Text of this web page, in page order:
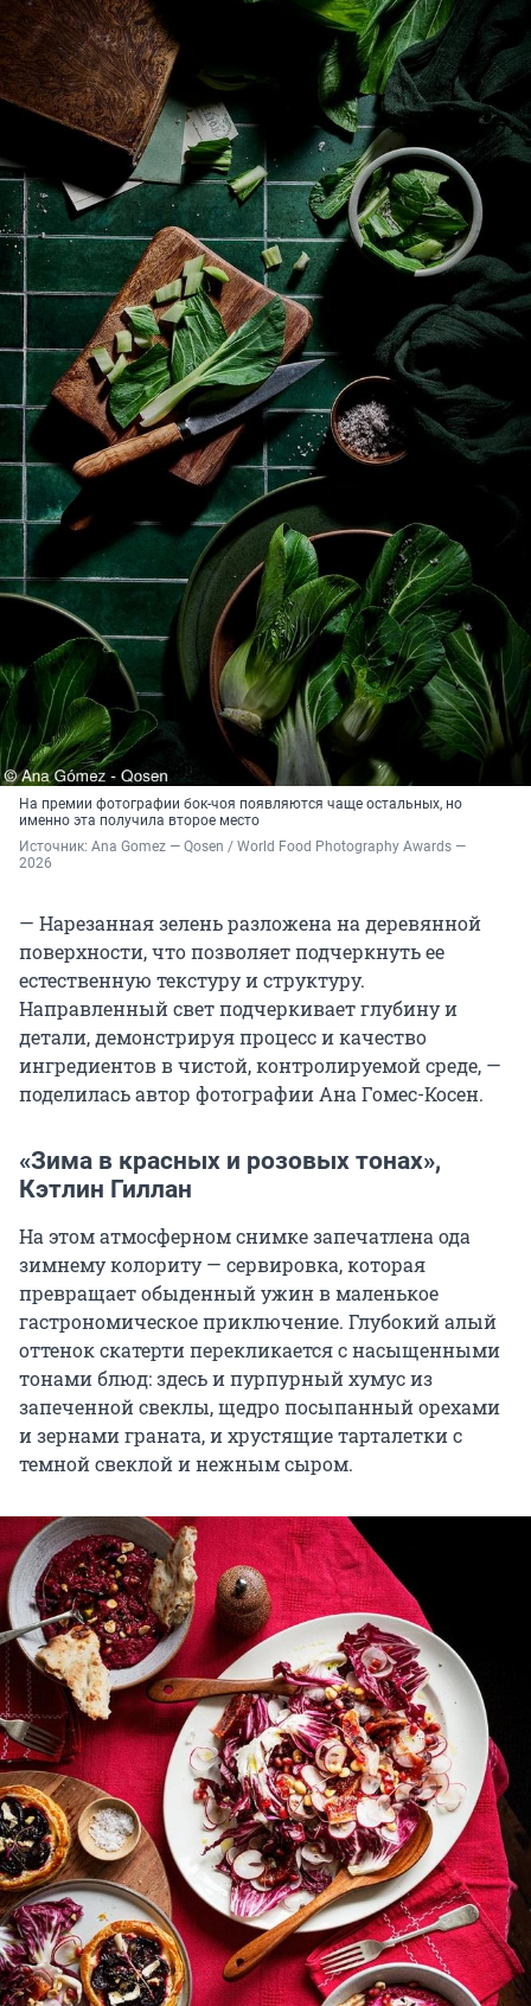
На премии фотографии бок-чоя появляются чаще остальных, но
именно эта получила второе место
Источник: Ana Gomez — Qosen / World Food Photography Awards —
2026
— Нарезанная зелень разложена на деревянной
поверхности, что позволяет подчеркнуть ее
естественную текстуру и структуру.
Направленный свет подчеркивает глубину и
детали, демонстрируя процесс и качество
ингредиентов в чистой, контролируемой среде, —
поделилась автор фотографии Ана Гомес-Косен.
«Зима в красных и розовых тонах»,
Кэтлин Гиллан
На этом атмосферном снимке запечатлена ода
зимнему колориту — сервировка, которая
превращает обыденный ужин в маленькое
гастрономическое приключение. Глубокий алый
оттенок скатерти перекликается с насыщенными
тонами блюд: здесь и пурпурный хумус из
запеченной свеклы, щедро посыпанный орехами
и зернами граната, и хрустящие тарталетки с
темной свеклой и нежным сыром.